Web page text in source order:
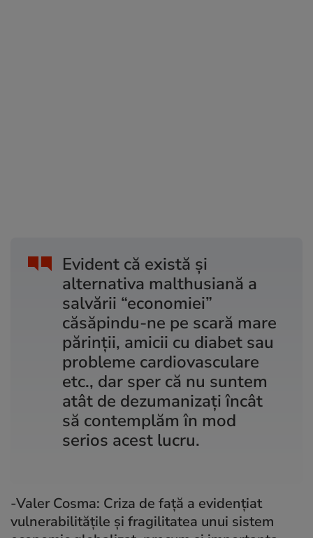
Evident că există și
alternativa malthusiană a
salvării “economiei”
căsăpindu-ne pe scară mare
părinții, amicii cu diabet sau
probleme cardiovasculare
etc., dar sper că nu suntem
atât de dezumanizați încât
să contemplăm în mod
serios acest lucru.
-Valer Cosma: Criza de față a evidențiat
vulnerabilitățile și fragilitatea unui sistem